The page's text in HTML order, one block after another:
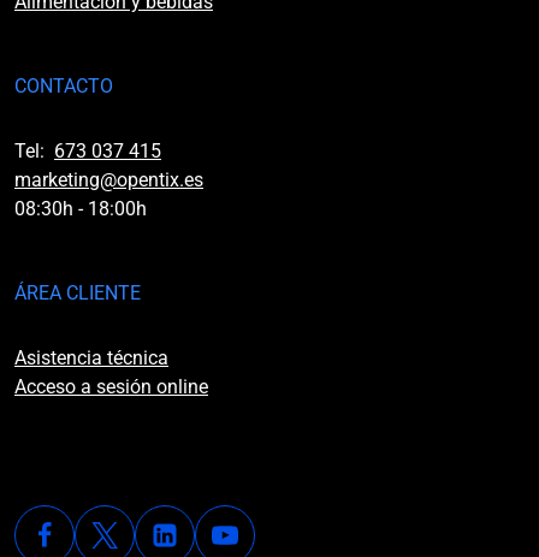
CONTACTO
Tel: 673 037 415
marketing@opentix.es
08:30h - 18:00h
ÁREA CLIENTE
Asistencia técnica
Acceso a sesión online